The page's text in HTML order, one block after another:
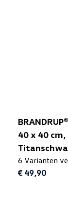
40 x 40
6 Varianten
€ 49,90